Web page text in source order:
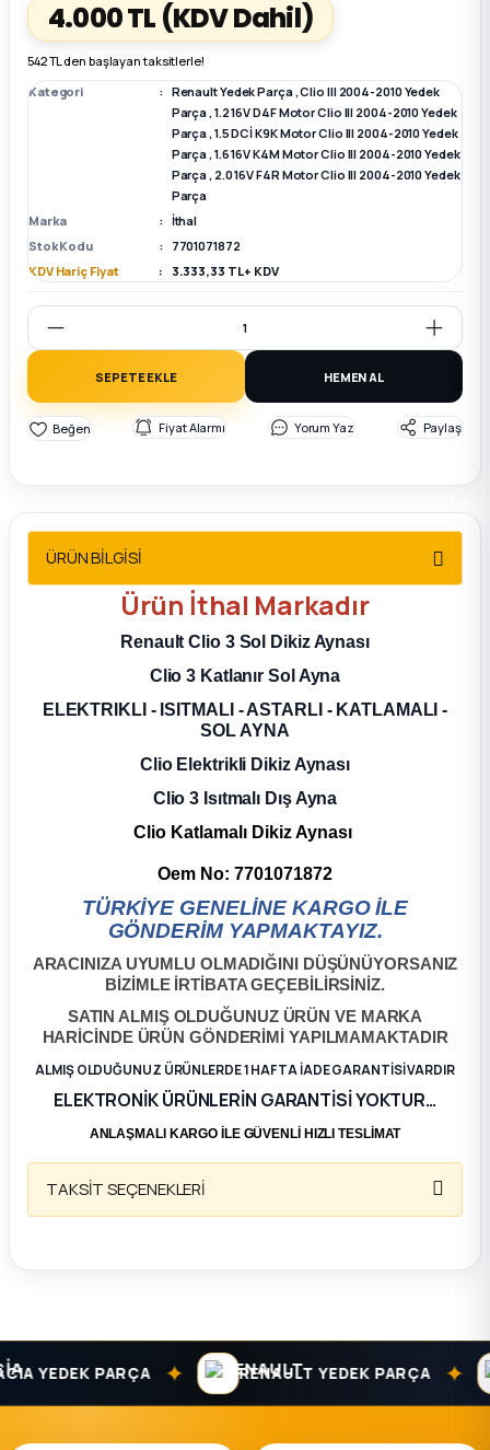
Parça
Parça
Parça
Sedan
Parça
4.000 TL (KDV Dahil)
542 TL den başlayan taksitlerle!
Kategori
Renault Yedek Parça,Clio III 2004-2010 Yedek
Parça,1.2 16V D4F Motor Clio III 2004-2010 Yedek
Parça,1.5 DCİ K9K Motor Clio III 2004-2010 Yedek
Parça,1.6 16V K4M Motor Clio III 2004-2010 Yedek
Parça, 2.0 16V F4R Motor Clio III 2004-2010 Yedek
Parça
Marka
İthal
Stok Kodu
7701071872
KDV Hariç Fiyat
3.333,33 TL + KDV
SEPETE EKLE HEMEN AL
Fiyat Alarmı Yorum Yaz Paylaş
ÜRÜN BİLGİSİ
Ürün İthal Markadır
Renault Clio 3 Sol Dikiz Aynası
Clio 3 Katlanır Sol Ayna
ELEKTRIKLI - ISITMALI - ASTARLI - KATLAMALI -
SOL AYNA
Clio Elektrikli Dikiz Aynası
Clio 3 Isıtmalı Dış Ayna
Clio Katlamalı Dikiz Aynası
Oem No: 7701071872
TÜRKİYE GENELİNE KARGO İLE
GÖNDERİM YAPMAKTAYIZ.
ARACINIZA UYUMLU OLMADIĞINI DÜŞÜNÜYORSANIZ
BİZİMLE İRTİBATA GEÇEBİLİRSİNİZ.
SATIN ALMIŞ OLDUĞUNUZ ÜRÜN VE MARKA
HARİCİNDE ÜRÜN GÖNDERİMİ YAPILMAMAKTADIR
ALMIŞ OLDUĞUNUZ ÜRÜNLERDE 1 HAFTA İADE GARANTİSİ VARDIR
ELEKTRONİK ÜRÜNLERİN GARANTİSİ YOKTUR…
ANLAŞMALI KARGO İLE GÜVENLİ HIZLI TESLİMAT
TAKSİT SEÇENEKLERİ
YEDEK PARÇA ✦ RENAULT YEDEK PARÇA ✦